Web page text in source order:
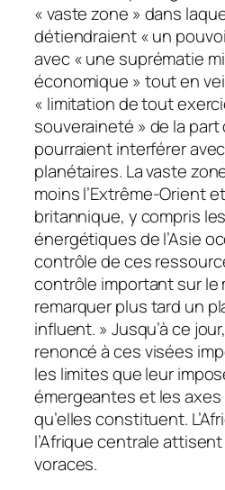
« vaste zone » dans
détiendraient « un
avec « une suprématie
économique » tout en
« limitation de tout
souveraineté » de la part
pourraient interférer
planétaires. La vaste
moins l’Extrême-Orient
britannique, y compris
énergétiques de l’Asie
contrôle de ces
contrôle important sur le
remarquer plus tard un
influent. » Jusqu’à ce
renoncé à ces visées
les limites que leur
émergeantes et les
qu’elles constituent.
l’Afrique centrale
voraces.